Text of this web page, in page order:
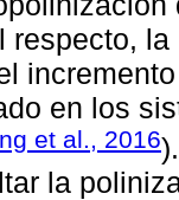
respecto,
en los
et al., 2016
la